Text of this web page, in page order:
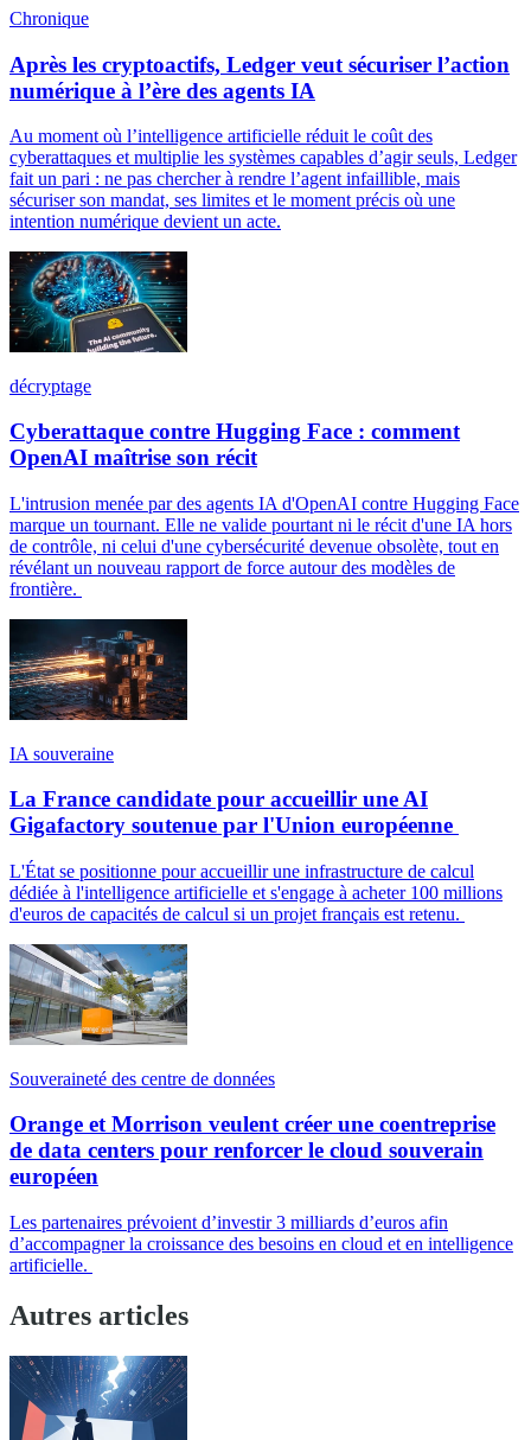
Chronique
Après les cryptoactifs, Ledger veut sécuriser l’action
numérique à l’ère des agents IA
Au moment où l’intelligence artificielle réduit le coût des
cyberattaques et multiplie les systèmes capables d’agir seuls, Ledger
fait un pari : ne pas chercher à rendre l’agent infaillible, mais
sécuriser son mandat, ses limites et le moment précis où une
intention numérique devient un acte.
décryptage
Cyberattaque contre Hugging Face : comment
OpenAI maîtrise son récit
L'intrusion menée par des agents IA d'OpenAI contre Hugging Face
marque un tournant. Elle ne valide pourtant ni le récit d'une IA hors
de contrôle, ni celui d'une cybersécurité devenue obsolète, tout en
révélant un nouveau rapport de force autour des modèles de
frontière.
IA souveraine
La France candidate pour accueillir une AI
Gigafactory soutenue par l'Union européenne
L'État se positionne pour accueillir une infrastructure de calcul
dédiée à l'intelligence artificielle et s'engage à acheter 100 millions
d'euros de capacités de calcul si un projet français est retenu.
Souveraineté des centre de données
Orange et Morrison veulent créer une coentreprise
de data centers pour renforcer le cloud souverain
européen
Les partenaires prévoient d’investir 3 milliards d’euros afin
d’accompagner la croissance des besoins en cloud et en intelligence
artificielle.
Autres articles